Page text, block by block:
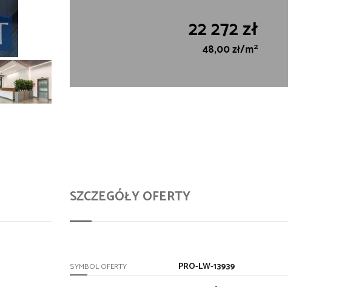
22 272 zł
48,00 zł/m2
SZCZEGÓŁY OFERTY
SYMBOL OFERTY PRO-LW-13939